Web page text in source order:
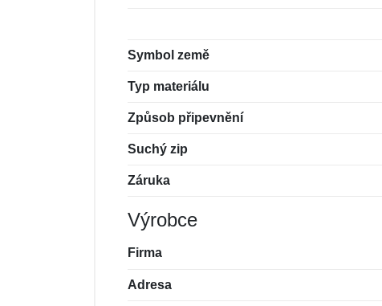
Symbol země
Typ materiálu
Způsob připevnění
Suchý zip
Záruka
Výrobce
Firma
Adresa